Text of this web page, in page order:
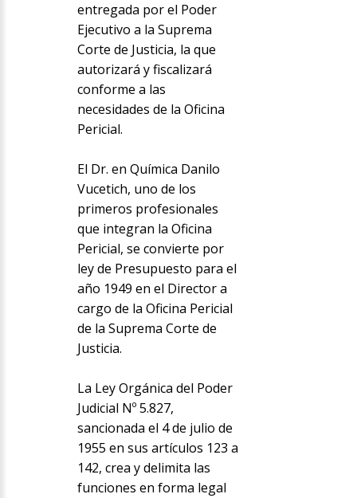
entregada por el Poder
Ejecutivo a la Suprema
Corte de Justicia, la que
autorizará y fiscalizará
conforme a las
necesidades de la Oficina
Pericial.
El Dr. en Química Danilo
Vucetich, uno de los
primeros profesionales
que integran la Oficina
Pericial, se convierte por
ley de Presupuesto para el
año 1949 en el Director a
cargo de la Oficina Pericial
de la Suprema Corte de
Justicia.
La Ley Orgánica del Poder
Judicial Nº 5.827,
sancionada el 4 de julio de
1955 en sus artículos 123 a
142, crea y delimita las
funciones en forma legal